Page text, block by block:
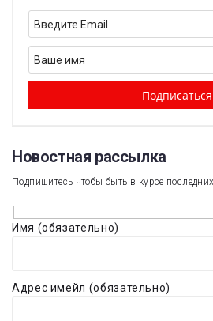
Новостная рассылка​
Подпишитесь чтобы быть в курсе
Имя (обязательно)
Адрес имейл (обязательно)